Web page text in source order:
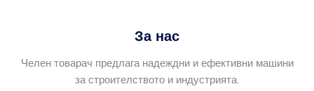
За нас
Челен товарач предлага надеждни и ефективни машини
за строителството и индустрията.